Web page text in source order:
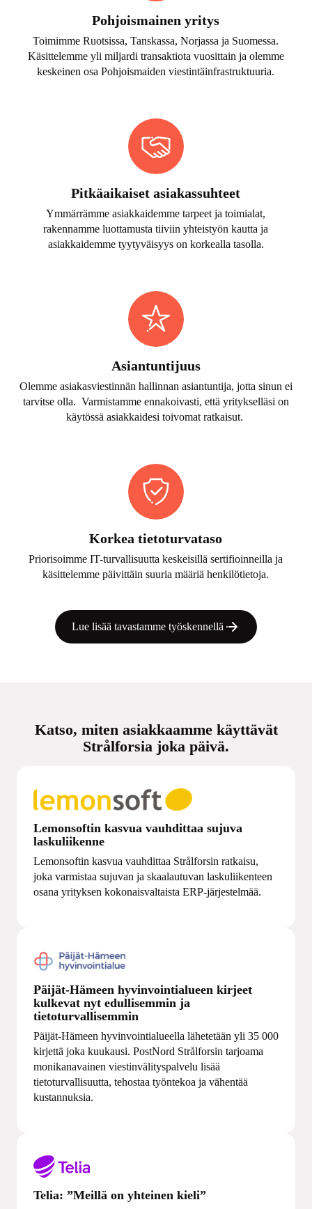
Pohjoismainen yritys
Toimimme Ruotsissa, Tanskassa, Norjassa ja Suomessa.
Käsittelemme yli miljardi transaktiota vuosittain ja olemme
keskeinen osa Pohjoismaiden viestintäinfrastruktuuria.
Pitkäaikaiset asiakassuhteet
Ymmärrämme asiakkaidemme tarpeet ja toimialat,
rakennamme luottamusta tiiviin yhteistyön kautta ja
asiakkaidemme tyytyväisyys on korkealla tasolla.
Asiantuntijuus
Olemme asiakasviestinnän hallinnan asiantuntija, jotta sinun ei
tarvitse olla. Varmistamme ennakoivasti, että yritykselläsi on
käytössä asiakkaidesi toivomat ratkaisut.
Korkea tietoturvataso
Priorisoimme IT-turvallisuutta keskeisillä sertifioinneilla ja
käsittelemme päivittäin suuria määriä henkilötietoja.
Lue lisää tavastamme työskennellä
Katso, miten asiakkaamme käyttävät
Strålforsia joka päivä.
Lemonsoftin kasvua vauhdittaa sujuva
laskuliikenne
Lemonsoftin kasvua vauhdittaa Strålforsin ratkaisu,
joka varmistaa sujuvan ja skaalautuvan laskuliikenteen
osana yrityksen kokonaisvaltaista ERP-järjestelmää.
Päijät-Hämeen hyvinvointialueen kirjeet
kulkevat nyt edullisemmin ja
tietoturvallisemmin
Päijät-Hämeen hyvinvointialueella lähetetään yli 35 000
kirjettä joka kuukausi. PostNord Strålforsin tarjoama
monikanavainen viestinvälityspalvelu lisää
tietoturvallisuutta, tehostaa työntekoa ja vähentää
kustannuksia.
Telia: ”Meillä on yhteinen kieli”